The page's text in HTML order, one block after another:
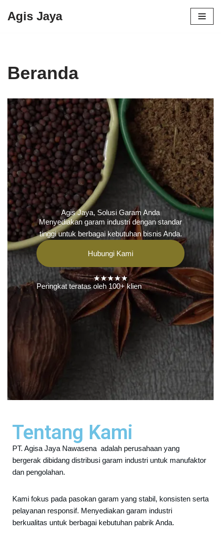
Agis Jaya
Beranda
Agis Jaya, Solusi Garam Anda
Menyediakan garam industri dengan standar
tinggi untuk berbagai kebutuhan bisnis Anda.
Hubungi Kami
★★★★★
Peringkat teratas oleh 100+ klien
Tentang Kami
PT. Agisa Jaya Nawasena adalah perusahaan yang
bergerak dibidang distribusi garam industri untuk manufaktor
dan pengolahan.
Kami fokus pada pasokan garam yang stabil, konsisten serta
pelayanan responsif. Menyediakan garam industri
berkualitas untuk berbagai kebutuhan pabrik Anda.